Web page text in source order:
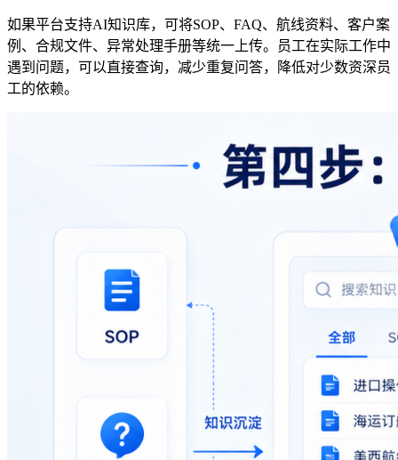
如果平台支持AI知识库，可将SOP、 FAQ、航线资料、客户案
例、合规文件、异常处理手册等统一上传。员工在实际工作中
遇到问题，可以直接查询，减少重复问答，降低对少数资深员
工的依赖。